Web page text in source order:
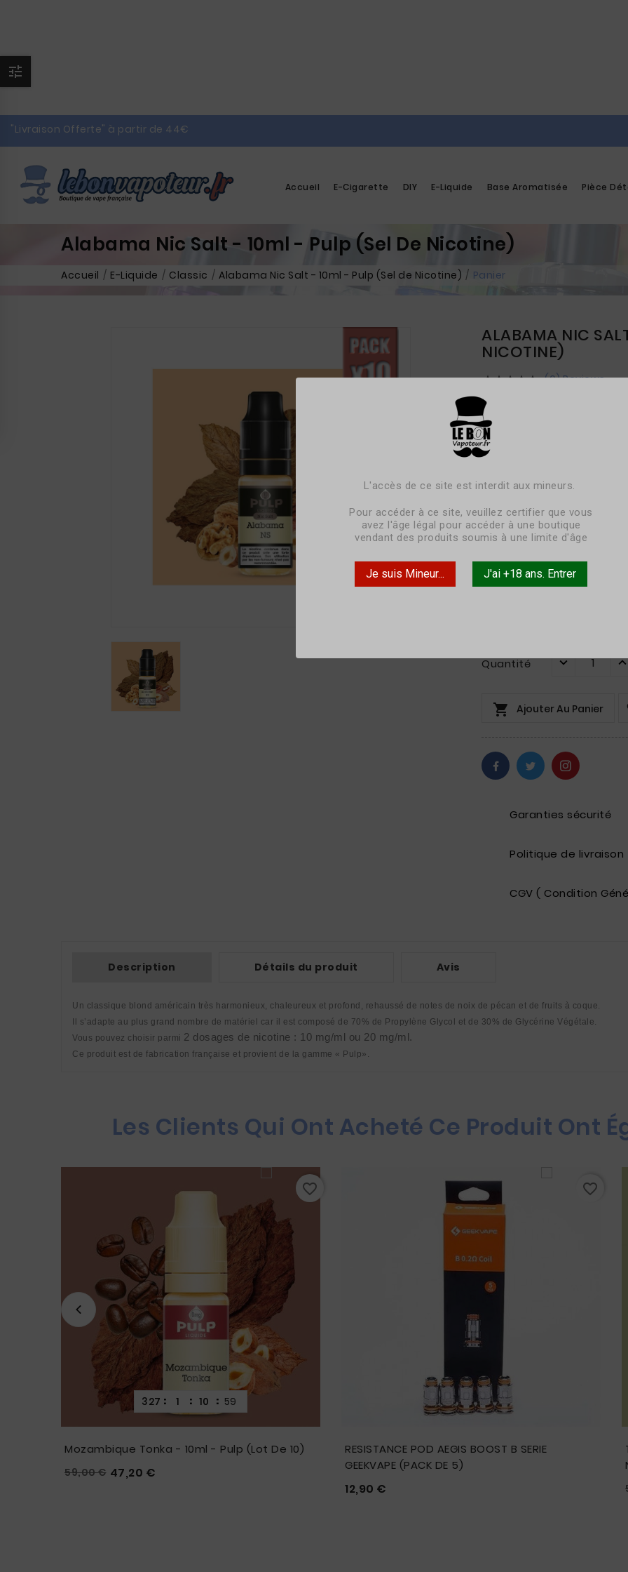

L'accès de ce site est interdit aux mineurs.
Pour accéder à ce site, veuillez certifier que vous
avez l'âge légal pour accéder à une boutique
vendant des produits soumis à une limite d'âge
Je suis Mineur... J'ai +18 ans. Entrer
"Livraison Offerte" à partir de 44€
Accueil E-Cigarette DIY E-Liquide Base Aromatisée Pièce
Alabama Nic Salt - 10ml - Pulp (Sel De Nicotine)
Accueil E-Liquide Classic Alabama Nic Salt - 10ml - Pulp (Sel de Nicotine) Panier
ALABAMA NIC
NICOTINE)
 (0) Reviews
59,00 €
TTC
livraison sous 3-5 jours
Un classique blond
de notes de noix de pécan
Pack x10
10
20
Quantité
 Ajouter Au Panier
Garanties sécurité
Politique de livraison
CGV ( Condition
Description Détails du produit Avis
Un classique blond américain très harmonieux, chaleureux et profond, rehaussé de notes de noix de pécan et de fruits à coque.
Il s’adapte au plus grand nombre de matériel car il est composé de 70% de Propylène Glycol et de 30% de Glycérine Végétale.
Vous pouvez choisir parmi 2 dosages de nicotine : 10 mg/ml ou 20 mg/ml.
Ce produit est de fabrication française et provient de la gamme « Pulp».
Les Clients Qui Ont Acheté Ce Produit Ont
327 : 1 : 10 : 57
Mozambique Tonka - 10ml - Pulp (Lot De 10)
 
59,00 € Prix
47,20 €
favorite_border
RESISTANCE POD AEGIS BOOST B SERIE
GEEKVAPE (PACK DE 5)
 
12,90 €
favorite_border